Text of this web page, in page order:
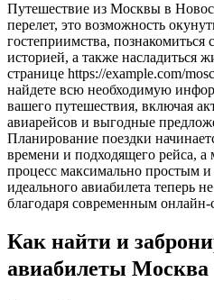
Путешествие из Москвы в Новосибирск – это не просто
перелет, это возможность
гостеприимства, познакомиться
историей, а также
странице https://example.com/
найдете всю необходимую
вашего путешествия, включая
авиарейсов и выгодные
Планирование поездки
времени и подходящего рейса,
процесс максимально простым
идеального авиабилета теперь
благодаря современным онлайн-
Как найти и
авиабилеты Москва